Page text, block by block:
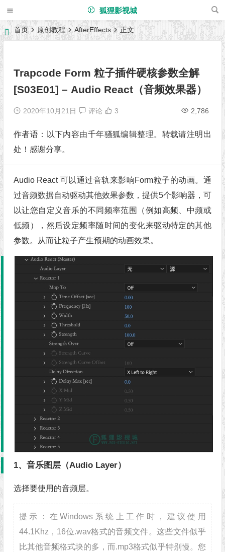
狐狸影视城
首页 原创教程 AfterEffects 正文
Trapcode Form 粒子插件硬核参数全解
[S03E01] – Audio React（音频效果器）
2020年10月21日 评论 2,786
3
作者语：以下内容由千年骚狐编辑整理。转载请注明出
处！感谢分享。
Audio React 可以通过音轨来影响Form粒子的动画。通
过音频数据自动驱动其他效果参数，提供5个影响器，可
以让您自定义音乐的不同频率范围（例如高频、中频或
低频），然后设定频率随时间的变化来驱动特定的其他
参数。从而让粒子产生预期的动画效果。
1、音乐图层（Audio Layer）
选择要使用的音频层。
提示：在Windows系统上工作时，建议使用
44.1Khz，16位.wav格式的音频文件。这些文件似乎
比其他音频格式块的多，而.mp3格式似乎特别慢。您